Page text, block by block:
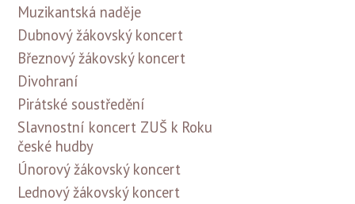
Muzikantská naděje
Dubnový žákovský koncert
Březnový žákovský koncert
Divohraní
Pirátské soustředění
Slavnostní koncert ZUŠ k Roku
české hudby
Únorový žákovský koncert
Lednový žákovský koncert